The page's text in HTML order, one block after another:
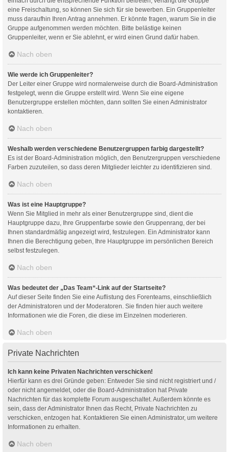
eine Freischaltung, so können Sie sich für sie bewerben. Ein Gruppenleiter
muss daraufhin Ihren Antrag annehmen. Er könnte fragen, warum Sie in die
Gruppe aufgenommen werden möchten. Bitte belästige keinen
Gruppenleiter, wenn er Sie ablehnt, er wird einen Grund dafür haben.
Nach oben
Wie werde ich Gruppenleiter?
Der Leiter einer Gruppe wird normalerweise durch die Board-Administration
festgelegt, wenn die Gruppe erstellt wird. Wenn Sie eine eigene
Benutzergruppe erstellen möchten, dann sollten Sie einen Administrator
kontaktieren.
Nach oben
Weshalb werden verschiedene Benutzergruppen farbig dargestellt?
Es ist der Board-Administration möglich, den Benutzergruppen verschiedene
Farben zuzuteilen, so dass deren Mitglieder leichter zu identifizieren sind.
Nach oben
Was ist eine Hauptgruppe?
Wenn Sie Mitglied in mehr als einer Benutzergruppe sind, dient die
Hauptgruppe dazu, Ihre Gruppenfarbe sowie den Gruppenrang, der bei
Ihnen standardmäßig angezeigt wird, festzulegen. Ein Administrator kann
Ihnen die Berechtigung geben, Ihre Hauptgruppe im persönlichen Bereich
selbst festzulegen.
Nach oben
Was bedeutet der „Das Team“-Link auf der Startseite?
Auf dieser Seite finden Sie eine Auflistung des Forenteams, einschließlich
der Administratoren und der Moderatoren. Sie finden hier auch weitere
Informationen wie die Foren, die diese im Einzelnen moderieren.
Nach oben
Private Nachrichten
Ich kann keine Privaten Nachrichten verschicken!
Hierfür kann es drei Gründe geben: Entweder Sie sind nicht registriert und /
oder nicht angemeldet, oder die Board-Administration hat Private
Nachrichten für das komplette Forum ausgeschaltet. Außerdem könnte es
sein, dass der Administrator Ihnen das Recht, Private Nachrichten zu
verschicken, entzogen hat. Kontaktieren Sie einen Administrator, um weitere
Informationen zu erhalten.
Nach oben